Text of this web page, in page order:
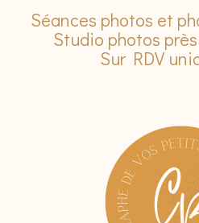
Séances photos et
Studio photos
Sur RDV